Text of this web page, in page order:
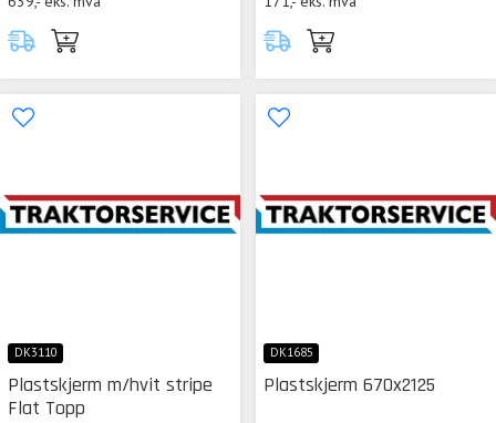
DK3110
Plastskjerm m/hvit stripe
Flat Topp
DK1685
Plastskjerm 670x2125